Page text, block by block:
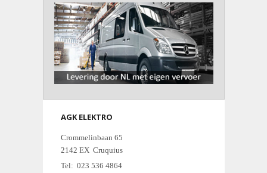
AGK ELEKTRO
Crommelinbaan 65
2142 EX Cruquius
Tel: 023 536 4864